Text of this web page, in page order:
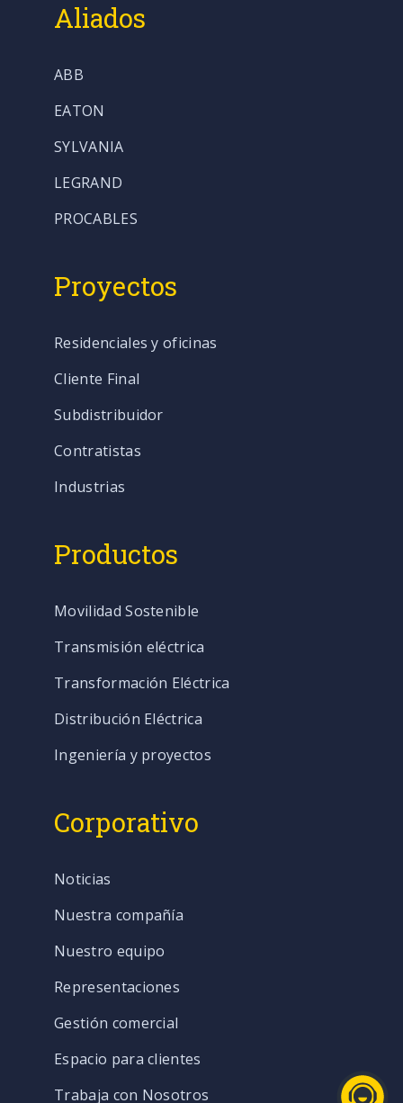
Aliados
ABB
EATON
SYLVANIA
LEGRAND
PROCABLES
Proyectos
Residenciales y oficinas
Cliente Final
Subdistribuidor
Contratistas
Industrias
Productos
Movilidad Sostenible
Transmisión eléctrica
Transformación Eléctrica
Distribución Eléctrica
Ingeniería y proyectos
Corporativo
Noticias
Nuestra compañía
Nuestro equipo
Representaciones
Gestión comercial
Espacio para clientes
Trabaja con Nosotros